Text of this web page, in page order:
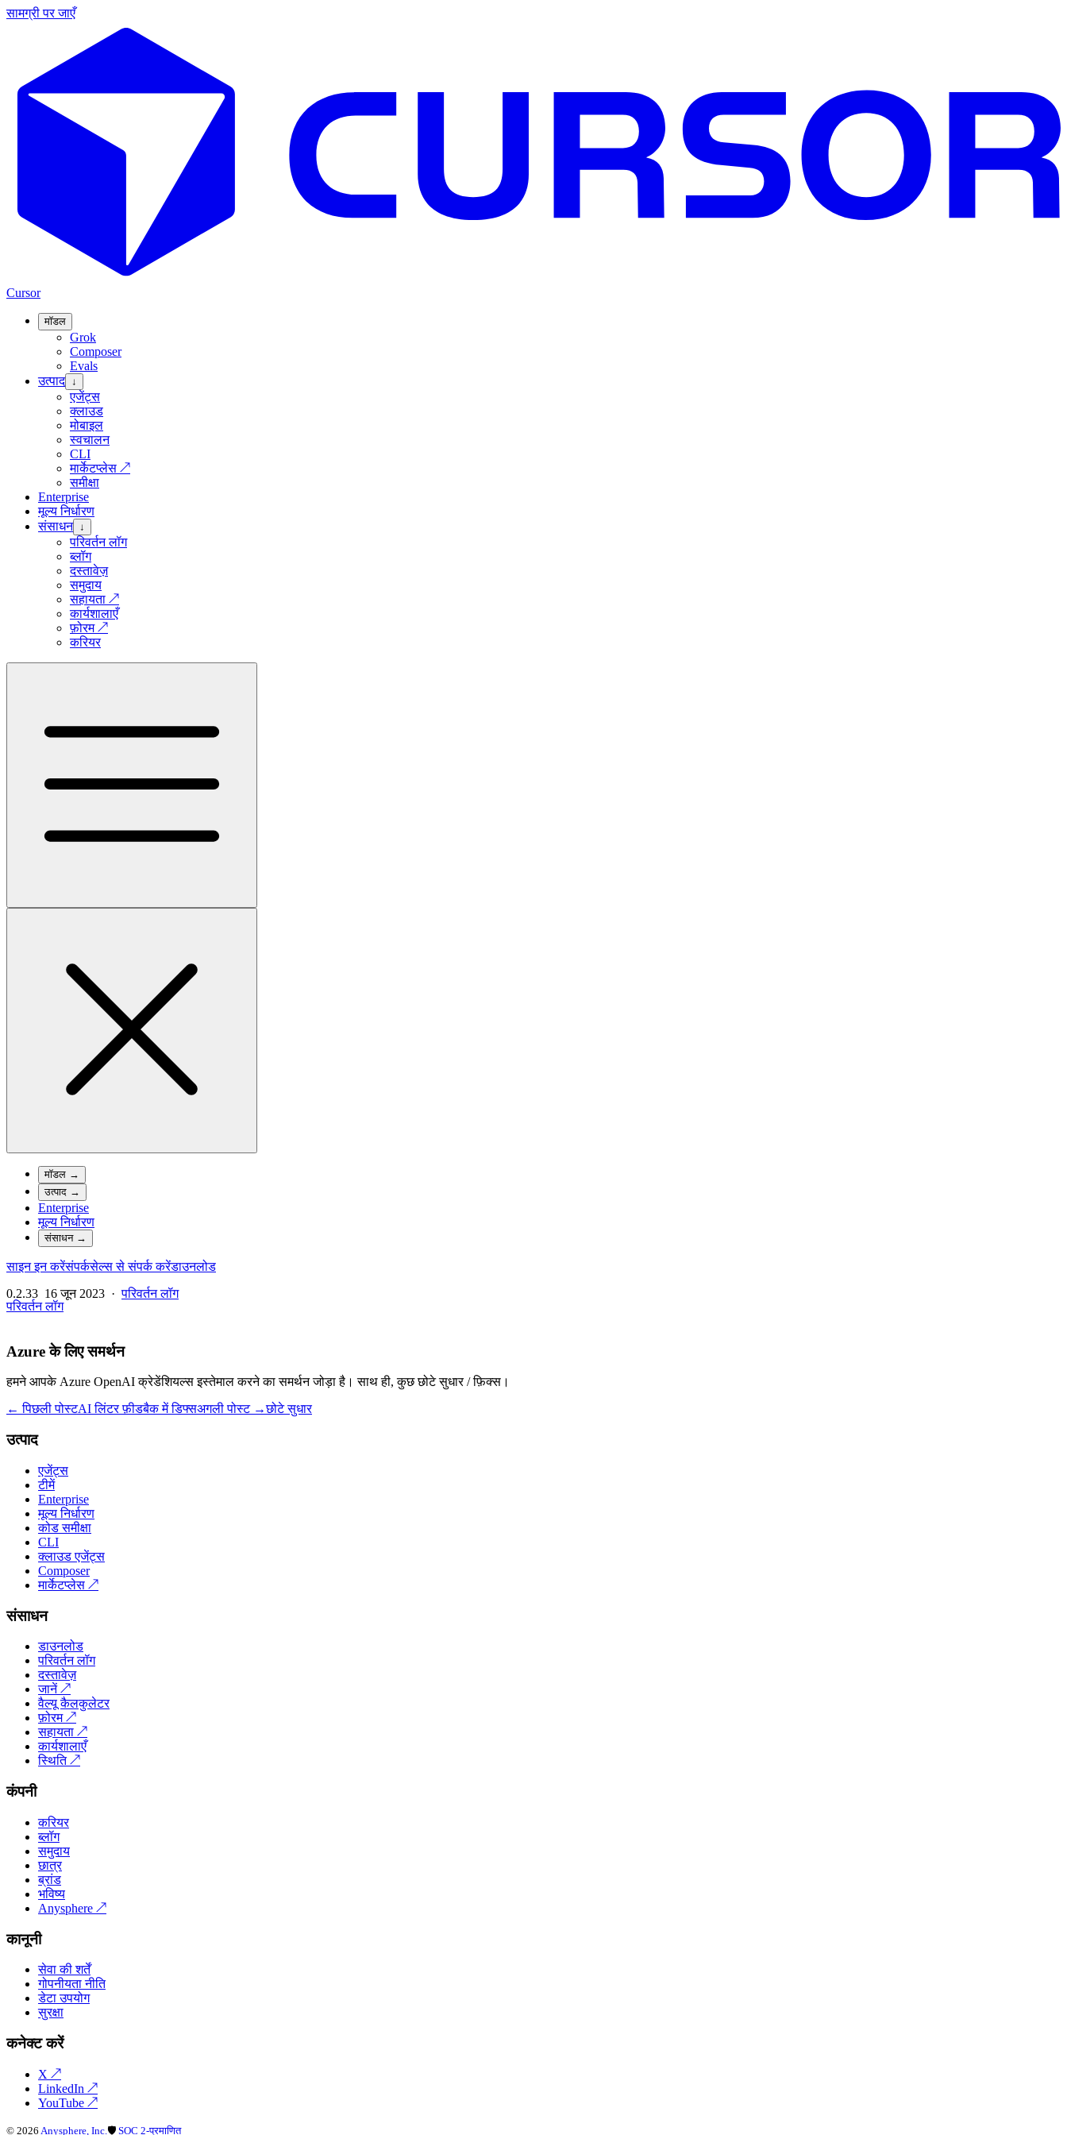
सामग्री पर जाएँ
Cursor
मॉडल
Grok
Composer
Evals
उत्पाद ↓
एजेंट्स
क्लाउड
मोबाइल
स्वचालन
CLI
मार्केटप्लेस ↗
समीक्षा
Enterprise
मूल्य निर्धारण
संसाधन ↓
परिवर्तन लॉग
ब्लॉग
दस्तावेज़
समुदाय
सहायता ↗
कार्यशालाएँ
फ़ोरम↗
करियर
मॉडल →
उत्पाद →
Enterprise
मूल्य निर्धारण
संसाधन→
साइन इन करेंसंपर्कसेल्स से संपर्क करेंडाउनलोड
0.2.33 16 जून 2023 ·परिवर्तन लॉग
परिवर्तन लॉग
Azure के लिए समर्थन
हमने आपके Azure OpenAI क्रेडेंशियल्स इस्तेमाल करने का समर्थन जोड़ा है। साथ ही, कुछ छोटे सुधार / फ़िक्स।
← पिछली पोस्टAI लिंटर फ़ीडबैक में डिफ्सअगली पोस्ट →छोटे सुधार
उत्पाद
एजेंट्स
टीमें
Enterprise
मूल्य निर्धारण
कोड समीक्षा
CLI
क्लाउड एजेंट्स
Composer
मार्केटप्लेस ↗
संसाधन
डाउनलोड
परिवर्तन लॉग
दस्तावेज़
जानें↗
वैल्यू कैलकुलेटर
फ़ोरम↗
सहायता ↗
कार्यशालाएँ
स्थिति↗
कंपनी
करियर
ब्लॉग
समुदाय
छात्र
ब्रांड
भविष्य
Anysphere ↗
कानूनी
सेवा की शर्तें
गोपनीयता नीति
डेटा उपयोग
सुरक्षा
कनेक्ट करें
X ↗
LinkedIn ↗
YouTube ↗
© 2026 Anysphere, Inc. 🛡 SOC 2-प्रमाणित